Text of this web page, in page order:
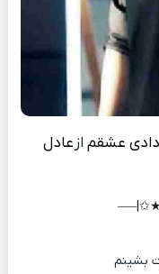
دادی عشقم ازعادل
ﺑﺸﻴﻨﻢ